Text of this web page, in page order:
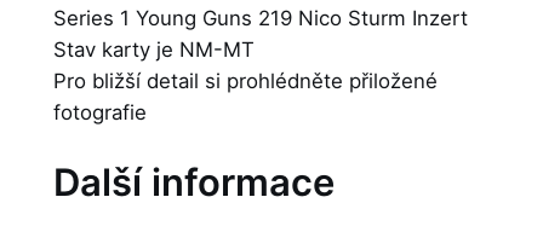
Series 1 Young Guns 219 Nico Sturm Inzert
Stav karty je NM-MT
Pro bližší detail si prohlédněte přiložené
fotografie
Další informace